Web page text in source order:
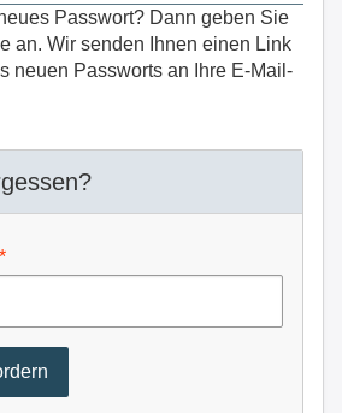
Passwort? Dann geben Sie
an. Wir senden Ihnen einen Link
neuen Passworts an Ihre E-Mail-